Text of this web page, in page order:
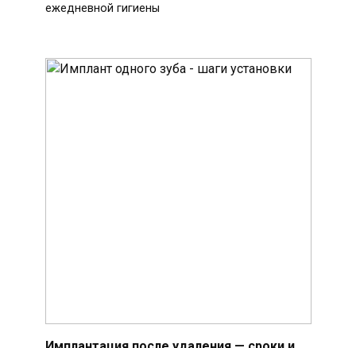
ежедневной гигиены